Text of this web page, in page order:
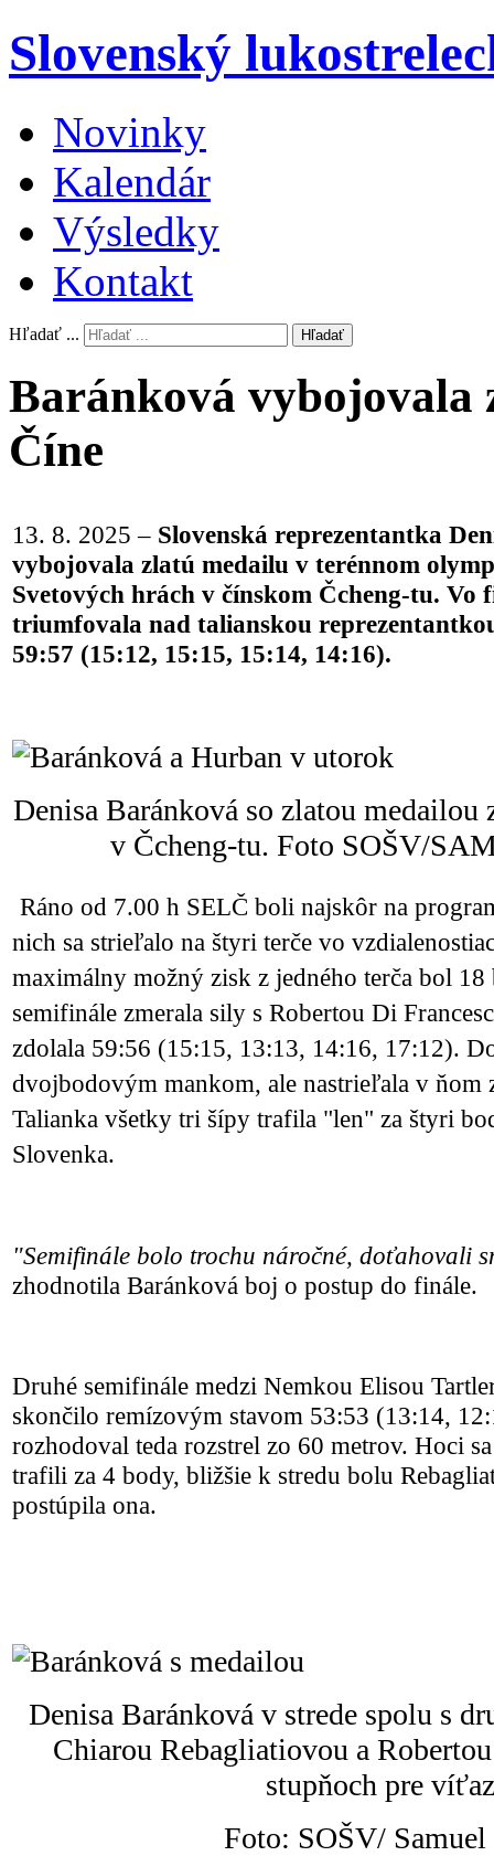
Slovenský
Novinky
Kalendár
Výsledky
Kontakt
Hľadať ... Hľadať
Baránková vybojovala
Číne
13. 8. 2025 – Slovenská reprezentantka
vybojovala zlatú medailu v terénnom
Svetových hrách v čínskom Čcheng-tu. Vo
triumfovala nad talianskou
59:57 (15:12, 15:15, 15:14, 14:16).
Denisa Baránková so zlatou medailou
v Čcheng-tu. Foto SOŠV/
Ráno od 7.00 h SELČ boli najskôr na
nich sa strieľalo na štyri terče vo
maximálny možný zisk z jedného terča bol
semifinále zmerala sily s Robertou Di
zdolala 59:56 (15:15, 13:13, 14:16, 17:12).
dvojbodovým mankom, ale nastrieľala v ňom
Talianka všetky tri šípy trafila "len" za štyri
Slovenka.
"Semifinále bolo trochu náročné, doťahovali
zhodnotila Baránková boj o postup do finále.
Druhé semifinále medzi Nemkou Elisou
skončilo remízovým stavom 53:53 (13:14,
rozhodoval teda rozstrel zo 60 metrov. Hoci
trafili za 4 body, bližšie k stredu bolu
postúpila ona.
Denisa Baránková v strede spolu s
Chiarou Rebagliatiovou a
stupňoch pre
Foto: SOŠV/ Samuel